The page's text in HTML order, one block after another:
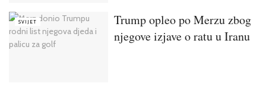
SVIJET
Trump opleo po Merzu zbog
njegove izjave o ratu u Iranu